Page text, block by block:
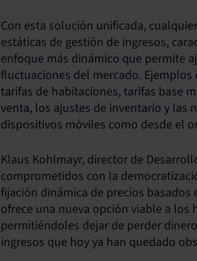
Con esta solución unificada,
estáticas de gestión de ingresos,
enfoque más dinámico que permite
fluctuaciones del mercado.
tarifas de habitaciones, tarifas base
venta, los ajustes de inventario y las
dispositivos móviles como desde el
Klaus Kohlmayr, director de
comprometidos con la
fijación dinámica de precios
ofrece una nueva opción viable a
permitiéndoles dejar de perder
ingresos que hoy ya han quedado